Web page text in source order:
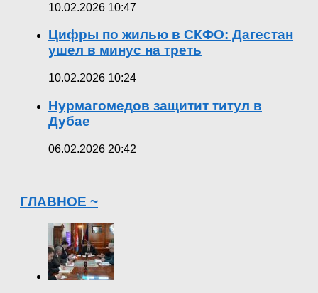
10.02.2026 10:47
Цифры по жилью в СКФО: Дагестан
ушел в минус на треть
10.02.2026 10:24
Нурмагомедов защитит титул в
Дубае
06.02.2026 20:42
ГЛАВНОЕ ~